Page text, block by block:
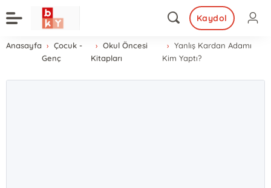
Kaydol
Anasayfa
Çocuk -
Genç
Okul Öncesi
Kitapları
Yanlış Kardan Adamı
Kim Yaptı?